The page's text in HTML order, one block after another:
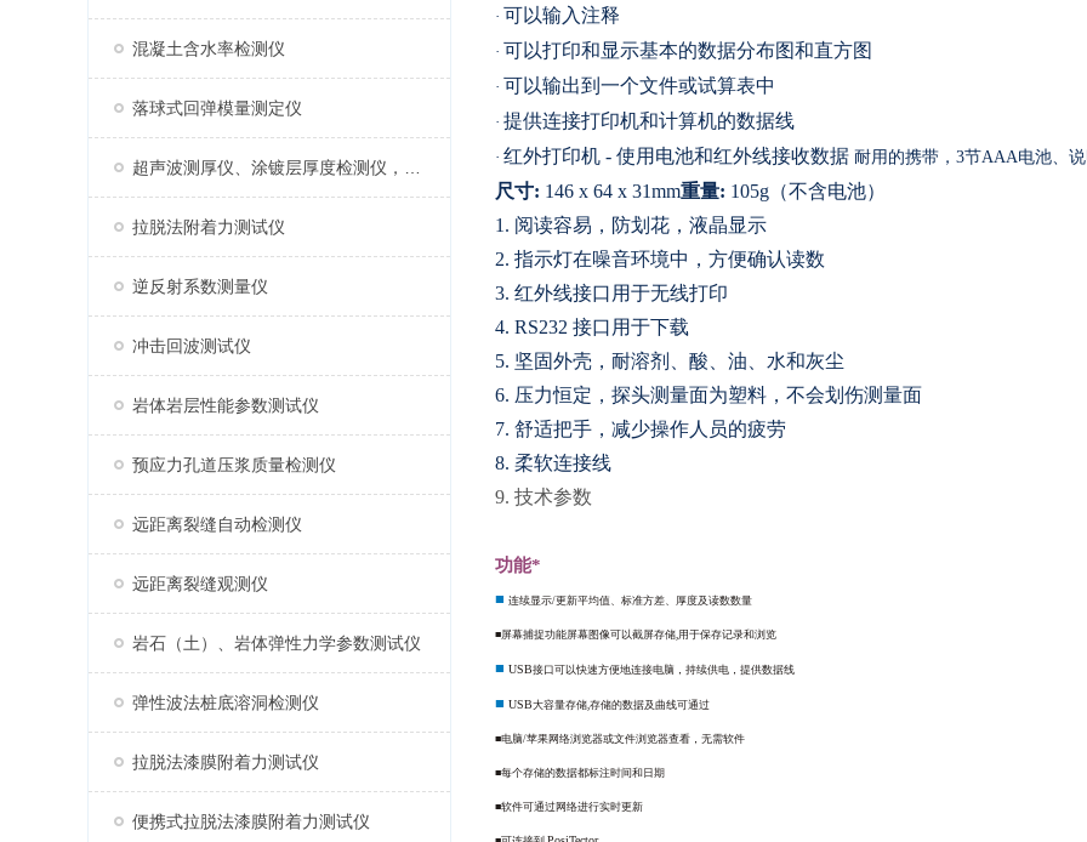
混凝土含水率检测仪
落球式回弹模量测定仪
拉脱法附着力测试仪
逆反射系数测量仪
冲击回波测试仪
岩体岩层性能参数测试仪
预应力孔道压浆质量检测仪
远距离裂缝自动检测仪
远距离裂缝观测仪
岩石（土）、岩体弹性力学参数测试仪
弹性波法桩底溶洞检测仪
拉脱法漆膜附着力测试仪
便携式拉脱法漆膜附着力测试仪
· 可以输入注释
· 可以打印和显示基本的数据分布图和直方图
· 可以输出到一个文件或试算表中
· 提供连接打印机和计算机的数据线
· 红外打印机 - 使用电池和红外线接收数据 耐用的携带，3节AAA电池、
尺寸: 146 x 64 x 31mm重量: 105g（不含电池）
1. 阅读容易，防划花，液晶显示
2. 指示灯在噪音环境中，方便确认读数
3. 红外线接口用于无线打印
4. RS232 接口用于下载
5. 坚固外壳，耐溶剂、酸、油、水和灰尘
6. 压力恒定，探头测量面为塑料，不会划伤测量面
7. 舒适把手，减少操作人员的疲劳
8. 柔软连接线
9. 技术参数
功能*
■ 连续显示/更新平均值、标准方差、厚度及读数数量
■屏幕捕捉功能屏幕图像可以截屏存储,用于保存记录和浏览
■ USB接口可以快速方便地连接电脑，持续供电，提供数据线
■ USB大容量存储,存储的数据及曲线可通过
■电脑/苹果网络浏览器或文件浏览器查看，无需软件
■每个存储的数据都标注时间和日期
■软件可通过网络进行实时更新